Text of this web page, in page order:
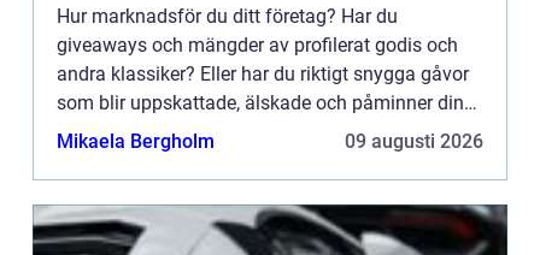
Hur marknadsför du ditt företag? Har du
giveaways och mängder av profilerat godis och
andra klassiker? Eller har du riktigt snygga gåvor
som blir uppskattade, älskade och påminner dina
kunder om ditt företag under...
Mikaela Bergholm 09 augusti 2026